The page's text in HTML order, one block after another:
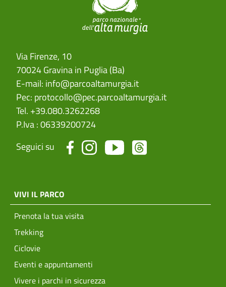
Via Firenze, 10
70024 Gravina in Puglia (Ba)
E-mail: info@parcoaltamurgia.it
Pec: protocollo@pec.parcoaltamurgia.it
Tel. +39.080.3262268
P.Iva : 06339200724
Seguici su
menu top footer
VIVI IL PARCO
Prenota la tua visita
Trekking
Ciclovie
Eventi e appuntamenti
Vivere i parchi in sicurezza